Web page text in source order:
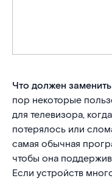
Что должен
пор некоторые
для телевизора,
потерялось или
самая обычная
чтобы она
Если устройств